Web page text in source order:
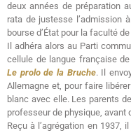
deux années de préparation
rata de justesse l’admission
bourse d’État pour la faculté
Il adhéra alors au Parti
cellule de langue française
Le prolo de la Bruche. Il
Allemagne et, pour faire
blanc avec elle. Les parents
professeur de physique, avant
Reçu à l’agrégation en 1937,